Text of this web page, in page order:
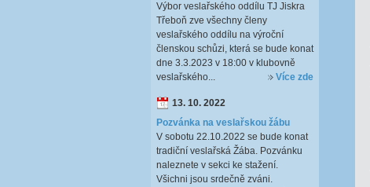
Výbor veslařského oddílu TJ Jiskra
Třeboň zve všechny členy
veslařského oddílu na výroční
členskou schůzi, která se bude konat
dne 3.3.2023 v 18:00 v klubovně
veslařského...
Více zde
13. 10. 2022
Pozvánka na veslařskou žábu
V sobotu 22.10.2022 se bude konat
tradiční veslařská Žába. Pozvánku
naleznete v sekci ke stažení.
Všichni jsou srdečně zváni.